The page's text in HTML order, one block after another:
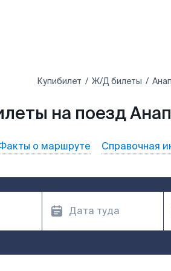
Купибилет Ж/Д билеты
на поезд
о маршруте Справочная